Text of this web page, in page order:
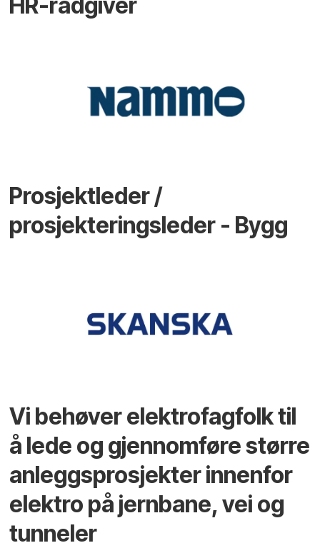
Prosjektleder /
prosjekteringsleder - Bygg
Vi behøver elektrofagfolk til
å lede og gjennomføre større
anleggsprosjekter innenfor
elektro på jernbane, vei og
tunneler